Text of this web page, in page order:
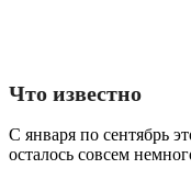
Что известно
С января по сентябрь
осталось совсем